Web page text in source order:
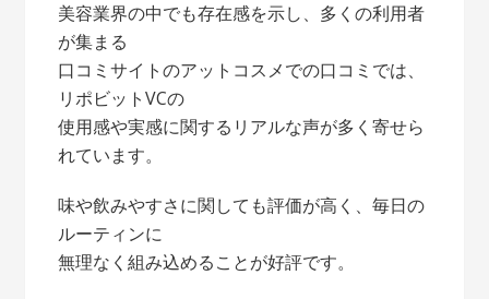
美容業界の中でも存在感を示し、多くの利用者
が集まる
口コミサイトのアットコスメでの口コミでは、
リポビットVCの
使用感や実感に関するリアルな声が多く寄せら
れています。
味や飲みやすさに関しても評価が高く、毎日の
ルーティンに
無理なく組み込めることが好評です。